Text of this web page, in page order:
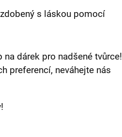
s láskou pomocí
dárek pro nadšené tvůrce!
preferencí, neváhejte nás